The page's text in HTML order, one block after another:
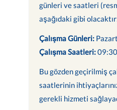
günleri ve saatleri
aşağıdaki gibi
Çalışma Günleri:
Çalışma Saatleri:
Bu gözden geçirilmiş
saatlerinin
gerekli hizmeti